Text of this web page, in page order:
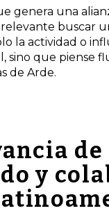
genera una
relevante buscar
la actividad o
sino que piense
de Arde.
de
y